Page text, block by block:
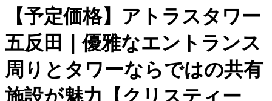
【予定価格】アトラスタワー
五反田｜優雅なエントランス
周りとタワーならではの共有
施設が魅力【クリスティー